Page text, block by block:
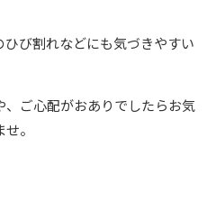
び割れなどにも気づきやすい
ご心配がおありでしたらお気
。